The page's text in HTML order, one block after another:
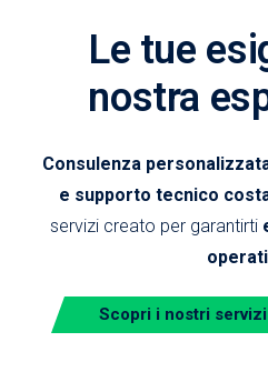
Le tue
nostra
Consulenza
e supporto tecnico
servizi creato per garantirti
Scopri i nostri